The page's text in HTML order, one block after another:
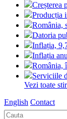
Creșterea
Producția
România,
Datoria
Inflația,
Inflația
România,
Serviciile
Vezi toate
English Contact